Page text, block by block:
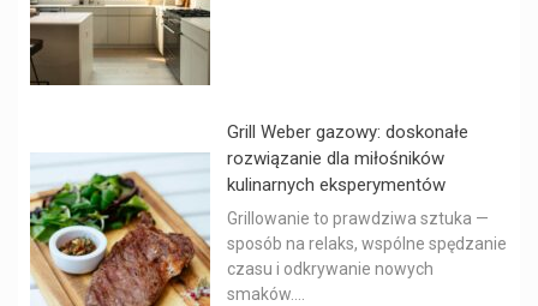
Grill Weber gazowy: doskonałe
rozwiązanie dla miłośników
kulinarnych eksperymentów
Grillowanie to prawdziwa sztuka —
sposób na relaks, wspólne spędzanie
czasu i odkrywanie nowych
smaków....